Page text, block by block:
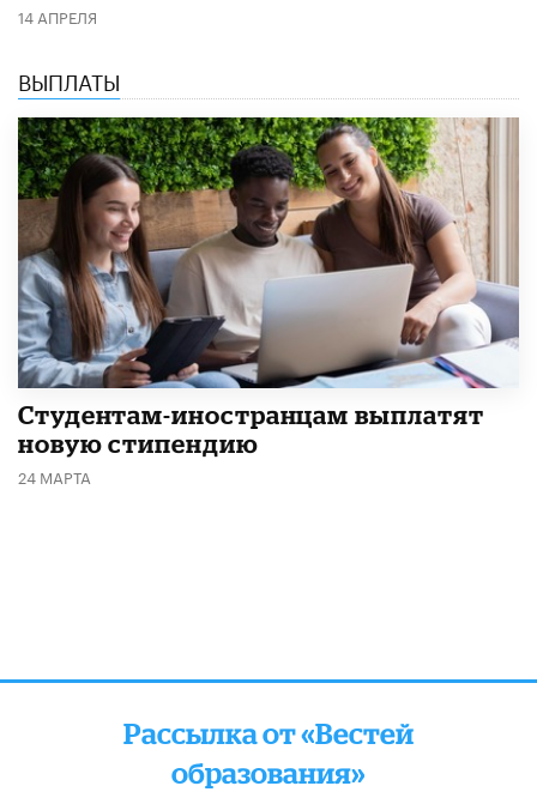
14 АПРЕЛЯ
ВЫПЛАТЫ
Студентам-иностранцам выплатят
новую стипендию
24 МАРТА
Рассылка от «Вестей
образования»